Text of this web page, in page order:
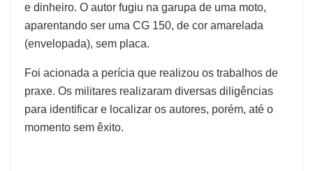
e dinheiro. O autor fugiu na garupa de uma moto,
aparentando ser uma CG 150, de cor amarelada
(envelopada), sem placa.
Foi acionada a perícia que realizou os trabalhos de
praxe. Os militares realizaram diversas diligências
para identificar e localizar os autores, porém, até o
momento sem êxito.